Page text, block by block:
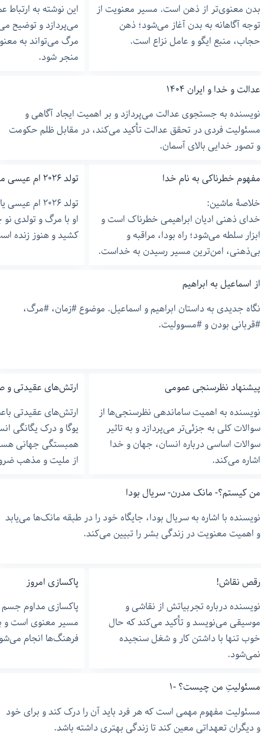
بدن معنوی‌تر از ذهن است. مسیر معنویت از
توجه آگاهانه به بدن آغاز می‌شود؛ ذهن
حجاب، منبع ایگو و عامل نزاع است.
این نوشته به
می‌پردازد و توضیح
مرگ می‌تواند به
منجر شود.
عدالت و خدا و ایران ۱۴۰۴
نویسنده به جستجوی عدالت می‌پردازد و بر اهمیت ایجاد آگاهی و
مسئولیت فردی در تحقق عدالت تأکید می‌کند، در مقابل ظلم حکومت
و تصور خدایی بالای آسمان.
مفهوم خطرناکی به نام خدا
خلاصۀ ماشین:
خدای ذهنی ادیان ابراهیمی خطرناک است و
ابزار سلطه می‌شود؛ راه بودا، مراقبه و
بی‌ذهنی، امن‌ترین مسیر رسیدن به خداست.
تولد ٢٠٢۶ ام عیسی مبارک!
تولد ٢٠٢۶
او با مرگ و تولدی
کشید و هنوز زنده
از اسماعیل به ابراهیم
نگاه جدیدی به داستان ابراهیم و اسماعیل. موضوع #زمان، #مرگ،
#قربانی بودن و #مسوولیت.
پیشنهاد نظرسنجی عمومی
نویسنده به اهمیت ساماندهی نظرسنجی‌ها از
سوالات کلی به جزئی‌تر می‌پردازد و به تاثیر
سوالات اساسی درباره انسان، جهان و خدا
اشاره می‌کند.
ارتش‌های عقیدتی و
ارتش‌های عقیدتی
یوگا و درک یگانگی
همبستگی جهانی
از ملیت و مذهب
من کیستم؟- مانک مدرن- سریال بودا
نویسنده با اشاره به سریال بودا، جایگاه خود را در طبقه مانک‌ها می‌یابد
و اهمیت معنویت در زندگی بشر را تبیین می‌کند.
رقص نقاش!
نویسنده درباره تجربیاتش از نقاشی و
موسیقی می‌نویسد و تأکید می‌کند که حال
خوب تنها با داشتن کار و شغل سنجیده
نمی‌شود.
پاکسازی امروز
پاکسازی مداوم
مسیر معنوی است و
فرهنگ‌ها انجام
مسئولیتِ من چیست؟ -۱
مسئولیت مفهوم مهمی است که هر فرد باید آن را درک کند و برای خود
و دیگران تعهداتی معین کند تا زندگی بهتری داشته باشد.